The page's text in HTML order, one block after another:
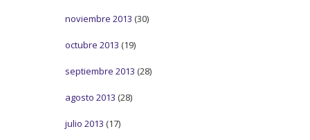
noviembre 2013 (30)
octubre 2013 (19)
septiembre 2013 (28)
agosto 2013 (28)
julio 2013 (17)